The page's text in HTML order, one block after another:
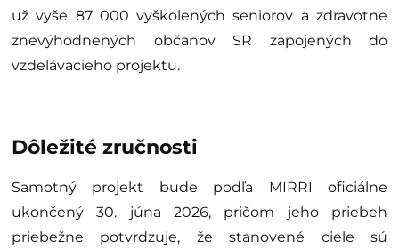
už vyše 87 000 vyškolených seniorov a zdravotne
znevýhodnených občanov SR zapojených do
vzdelávacieho projektu.
Dôležité zručnosti
Samotný projekt bude podľa MIRRI oficiálne
ukončený 30. júna 2026, pričom jeho priebeh
priebežne potvrdzuje, že stanovené ciele sú